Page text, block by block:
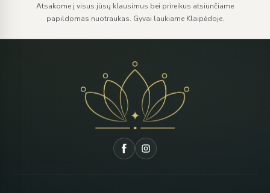
Atsakome į visus jūsų klausimus bei prireikus atsiunčiame
papildomas nuotraukas. Gyvai laukiame Klaipėdoje.